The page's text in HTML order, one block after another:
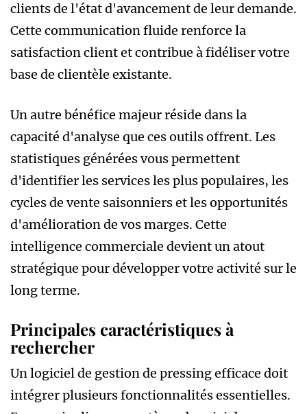
clients de l'état d'avancement de leur demande.
Cette communication fluide renforce la
satisfaction client et contribue à fidéliser votre
base de clientèle existante.
Un autre bénéfice majeur réside dans la
capacité d'analyse que ces outils offrent. Les
statistiques générées vous permettent
d'identifier les services les plus populaires, les
cycles de vente saisonniers et les opportunités
d'amélioration de vos marges. Cette
intelligence commerciale devient un atout
stratégique pour développer votre activité sur le
long terme.
Principales caractéristiques à
rechercher
Un logiciel de gestion de pressing efficace doit
intégrer plusieurs fonctionnalités essentielles.